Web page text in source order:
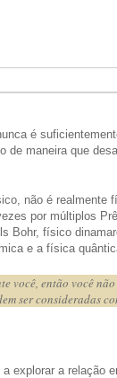
é
de maneira que
não é realmente
por múltiplos
Bohr, físico
e a física
você, então você
ser consideradas
explorar a relação